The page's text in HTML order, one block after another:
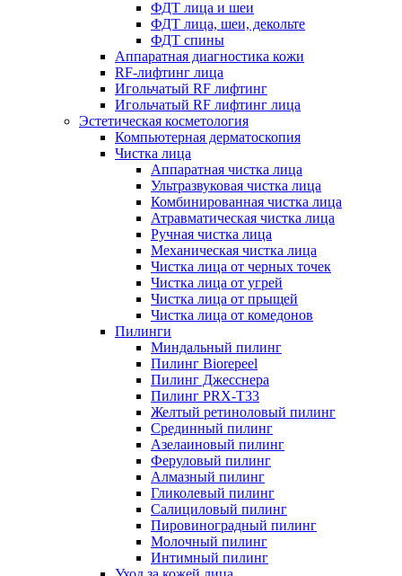
ФДТ лица и шеи
ФДТ лица, шеи, декольте
ФДТ спины
Аппаратная диагностика кожи
RF-лифтинг лица
Игольчатый RF лифтинг
Игольчатый RF лифтинг лица
Эстетическая косметология
Компьютерная дерматоскопия
Чистка лица
Аппаратная чистка лица
Ультразвуковая чистка лица
Комбинированная чистка лица
Атравматическая чистка лица
Ручная чистка лица
Механическая чистка лица
Чистка лица от черных точек
Чистка лица от угрей
Чистка лица от прыщей
Чистка лица от комедонов
Пилинги
Миндальный пилинг
Пилинг Biorepeel
Пилинг Джесснера
Пилинг PRX-T33
Желтый ретиноловый пилинг
Срединный пилинг
Азелаиновый пилинг
Феруловый пилинг
Алмазный пилинг
Гликолевый пилинг
Салициловый пилинг
Пировиноградный пилинг
Молочный пилинг
Интимный пилинг